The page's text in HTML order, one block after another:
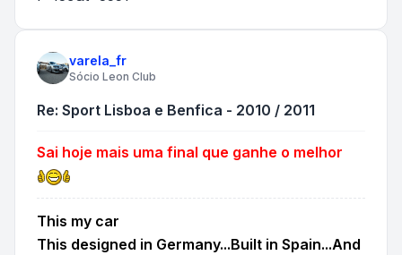
varela_fr
Sócio Leon Club
Re: Sport Lisboa e Benfica - 2010 / 2011
Sai hoje mais uma final que ganhe o melhor
This my car
This designed in Germany...Built in Spain...And